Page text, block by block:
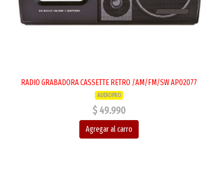
RADIO GRABADORA CASSETTE RETRO /AM/FM/SW AP02077
AUDIOPRO
$ 49.990
Agregar al carro